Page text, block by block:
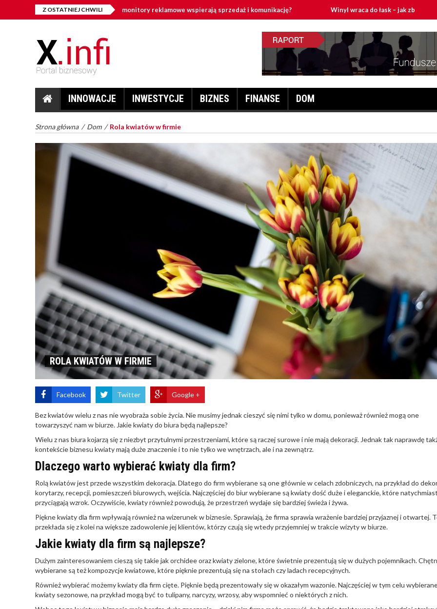
Z OSTATNIEJ CHWILI
signage w firmie – jak monitory reklamowe wspierają sprzedaż i komunikację? Winyl wraca do łask – jak zbudować domowy
INNOWACJE INWESTYCJE BIZNES FINANSE DOM
Strona główna / Dom / Rola kwiatów w firmie
ROLA KWIATÓW W FIRMIE
Facebook Twitter Google +
Bez kwiatów wielu z nas nie wyobraża sobie życia. Nie musimy jednak cieszyć się nimi tylko w domu, ponieważ również mogą one
towarzyszyć nam w biurze. Jakie kwiaty do biura będą najlepsze?
Wielu z nas biura kojarzą się z niezbyt przytulnymi przestrzeniami, które są raczej surowe i nie mają dekoracji. Jednak tak naprawdę
kontekście biznesu kwiaty mają duże znaczenie i to nie tylko we wnętrzach, ale i na zewnątrz.
Dlaczego warto wybierać kwiaty dla firm?
Rolą kwiatów jest przede wszystkim dekoracja. Dlatego do firm wybierane są one głównie w celach zdobniczych, na przykład do
korytarzy, recepcji, pomieszczeń biurowych, wejścia. Najczęściej do biur wybierane są kwiaty dość duże i eleganckie, które natychmiast
przyciągają wzrok. Oczywiście, kwiaty również powodują, że przestrzeń wydaje się bardziej świeża i żywa.
Piękne kwiaty dla firm wpływają również na wizerunek w biznesie. Sprawiają, że firma sprawia wrażenie bardziej przyjaznej i otwartej.
przekłada się z kolei na większe zadowolenie jej klientów, którzy czują się wtedy przyjemniej w trakcie wizyty w biurze.
Jakie kwiaty dla firm są najlepsze?
Dużym zainteresowaniem cieszą się takie jak orchidee oraz kwiaty zielone, które świetnie prezentują się w dużych pojemnikach.
wybierane są też kompozycje kwiatowe, które pięknie prezentują się na stołach czy ladach recepcyjnych.
Również wybierać możemy kwiaty dla firm cięte. Pięknie będą prezentowały się w okazałym wazonie. Najczęściej w tym celu
kwiaty sezonowe, na przykład mogą być to tulipany, narcyzy, wrzosy, aby wspomnieć o niektórych z nich.